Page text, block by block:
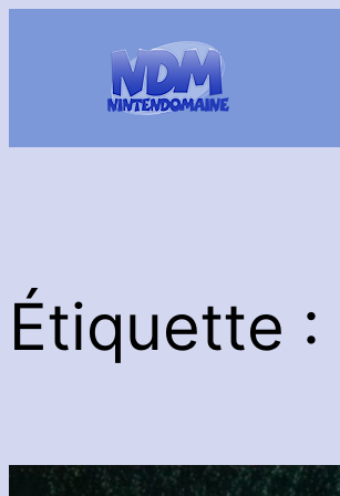
Étiquette :